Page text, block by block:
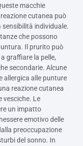
macchie
cutanea può
sensibilità individuale.
che possono
Il prurito può
graffiare la pelle,
secondarie. Alcune
allergica alle punture
reazione cutanea
vesciche. Le
un impatto
emotivo delle
preoccupazione
del sonno. In